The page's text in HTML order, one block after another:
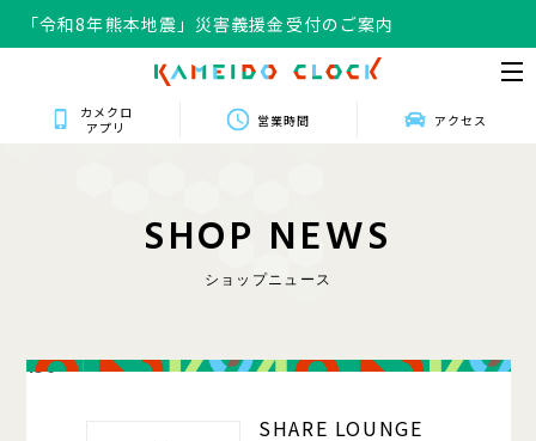
「令和8年熊本地震」災害義援金受付のご案内
カメクロ
アプリ
営業時間 アクセス
SHOP NEWS
ショップニュース
150
SHARE LOUNGE